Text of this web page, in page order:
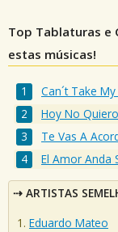
Top Tablaturas e
estas músicas!
Can´t Take
Hoy No
Te Vas A
El Amor Anda
ARTISTAS
Eduardo Mateo